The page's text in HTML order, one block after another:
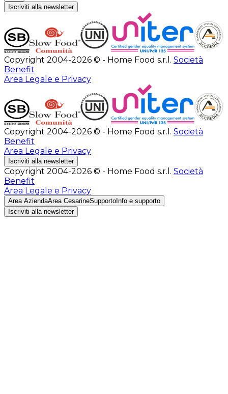
Iscriviti alla newsletter
Copyright 2004-2026 © - Home Food s.r.l. Società
Benefit
Area Legale e Privacy
Copyright 2004-2026 © - Home Food s.r.l. Società
Benefit
Area Legale e Privacy
Iscriviti alla newsletter
Copyright 2004-2026 © - Home Food s.r.l. Società
Benefit
Area Legale e Privacy
Area AziendaArea CesarineSupporto Info e supporto
Iscriviti alla newsletter